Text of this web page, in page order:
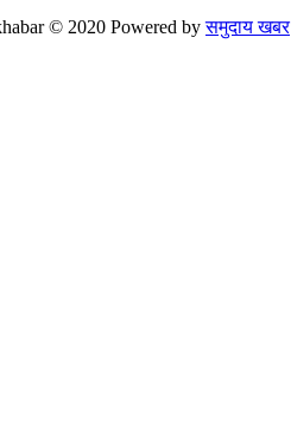
© 2020 Powered byसमुदाय खबर